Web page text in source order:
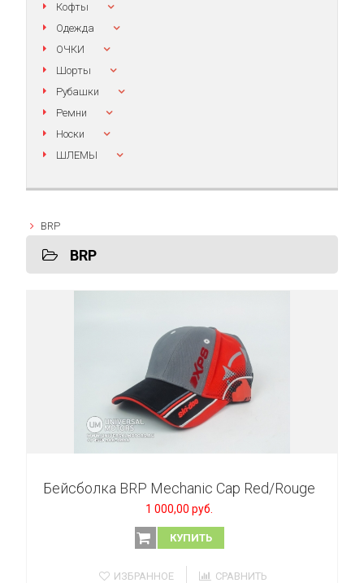
Кофты
Одежда
ОЧКИ
Шорты
Рубашки
Ремни
Носки
ШЛЕМЫ
BRP
BRP
Бейсболка BRP Mechanic Cap Red/Rouge
1 000,00 руб.
КУПИТЬ
ИЗБРАННОЕ СРАВНИТЬ